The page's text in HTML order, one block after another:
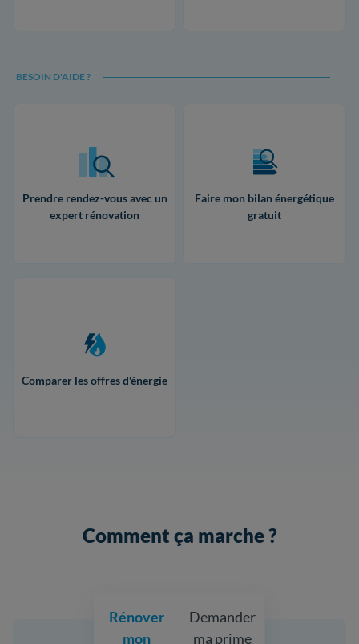
BESOIN D'AIDE ?
Prendre rendez-vous avec un
expert rénovation
Faire mon bilan énergétique
gratuit
Comparer les offres d'énergie
Comment ça marche ?
Rénover
mon
Demander
ma prime